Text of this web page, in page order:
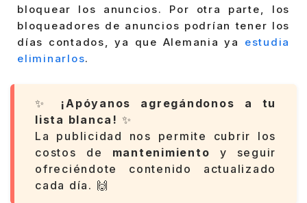
bloquear los anuncios. Por otra parte, los
bloqueadores de anuncios podrían tener los
días contados, ya que Alemania ya estudia
eliminarlos.
✨ ¡Apóyanos agregándonos a tu
lista blanca! ✨
La publicidad nos permite cubrir los
costos de mantenimiento y seguir
ofreciéndote contenido actualizado
cada día. 🙌